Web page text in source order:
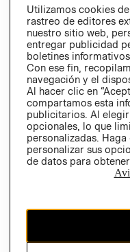
Y
Colombia ($)
CAMBIAR REGIÓN
propiedad de H&M Hennes
Utilizamos cookies
rastreo de editores
nuestro sitio web,
entregar publicidad
boletines
Con ese fin,
navegación y el
Al hacer clic en
compartamos esta
publicitarios. Al elegir
opcionales, lo que
personalizadas.
personalizar sus
de datos para